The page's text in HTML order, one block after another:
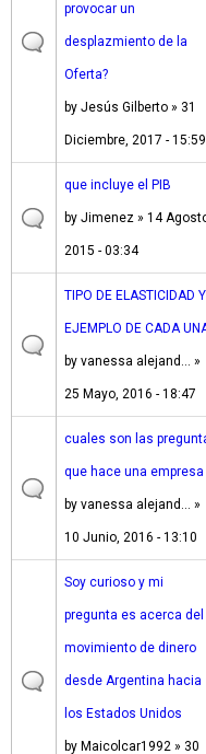
provocar un
desplazmiento de la
Oferta?
by Jesús Gilberto » 31
Diciembre, 2017 - 15:59
que incluye el PIB
by Jimenez » 14
2015 - 03:34
TIPO DE ELASTICIDAD Y
EJEMPLO DE CADA
by vanessa alejand... »
25 Mayo, 2016 - 18:47
cuales son las
que hace una empresa
by vanessa alejand... »
10 Junio, 2016 - 13:10
Soy curioso y mi
pregunta es acerca del
movimiento de dinero
desde Argentina hacia
los Estados Unidos
by Maicolcar1992 » 30